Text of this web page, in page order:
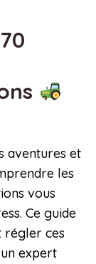
aventures et
les
vous
Ce guide
régler ces
expert